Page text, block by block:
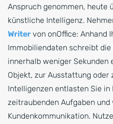
Anspruch genommen, heute
künstliche Intelligenz.
Writer von onOffice: Anhand
Immobiliendaten schreibt
innerhalb weniger Sekunden
Objekt, zur Ausstattung oder
Intelligenzen entlasten Sie
zeitraubenden Aufgaben
Kundenkommunikation.